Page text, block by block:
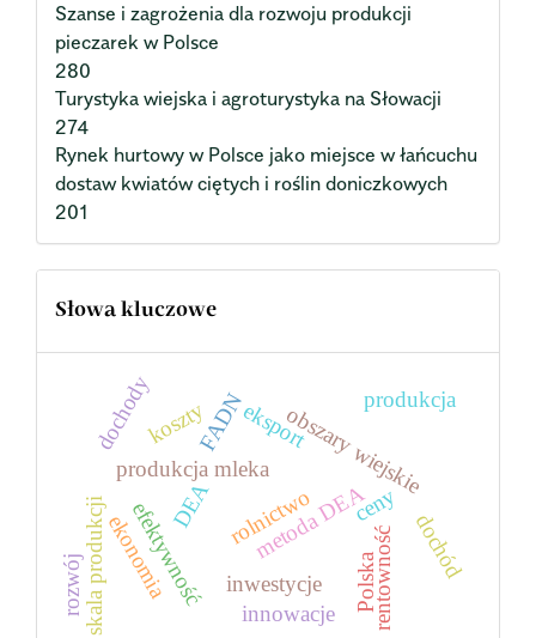
Szanse i zagrożenia dla rozwoju produkcji
pieczarek w Polsce
280
Turystyka wiejska i agroturystyka na Słowacji
274
Rynek hurtowy w Polsce jako miejsce w łańcuchu
dostaw kwiatów ciętych i roślin doniczkowych
201
Słowa kluczowe
rolnictwo
efektywność
produkcja mleka obszary wiejskie
Polska
inwestycje
metoda DEA
ekonomia
ceny
FADN
koszty
dochód
produkcja
skala produkcji
eksport
dochody
rozwój rentowność
innowacje
DEA